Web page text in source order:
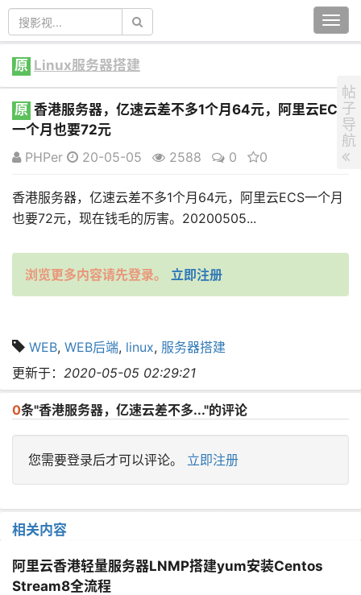
原 Linux服务器搭建
原 香港服务器，亿速云差不多1个月64元，阿里云ECS
一个月也要72元
PHPer
20-05-05 2588 0 0
香港服务器，亿速云差不多1个月64元，阿里云ECS一个月
也要72元，现在钱毛的厉害。20200505...
浏览更多内容请先登录。 立即注册
WEB, WEB后端, linux, 服务器搭建
更新于： 2020-05-05 02:29:21
0条"香港服务器，亿速云差不多..."的评论
您需要登录后才可以评论。 立即注册
相关内容
阿里云香港轻量服务器LNMP搭建yum安装Centos
Stream8全流程
帖
子
导
航